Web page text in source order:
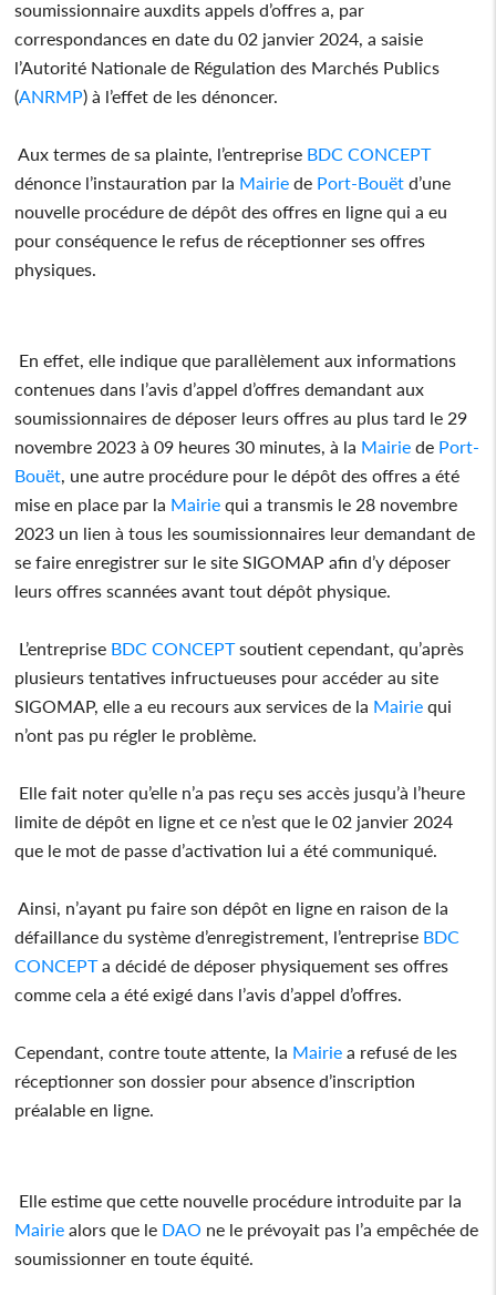
soumissionnaire auxdits appels d’offres a, par
correspondances en date du 02 janvier 2024, a saisie
l’Autorité Nationale de Régulation des Marchés Publics
(ANRMP) à l’effet de les dénoncer.
Aux termes de sa plainte, l’entreprise BDC CONCEPT
dénonce l’instauration par la Mairie de Port-Bouët d’une
nouvelle procédure de dépôt des offres en ligne qui a eu
pour conséquence le refus de réceptionner ses offres
physiques.
En effet, elle indique que parallèlement aux informations
contenues dans l’avis d’appel d’offres demandant aux
soumissionnaires de déposer leurs offres au plus tard le 29
novembre 2023 à 09 heures 30 minutes, à la Mairie de Port-
Bouët, une autre procédure pour le dépôt des offres a été
mise en place par la Mairie qui a transmis le 28 novembre
2023 un lien à tous les soumissionnaires leur demandant de
se faire enregistrer sur le site SIGOMAP afin d’y déposer
leurs offres scannées avant tout dépôt physique.
L’entreprise BDC CONCEPTsoutient cependant, qu’après
plusieurs tentatives infructueuses pour accéder au site
SIGOMAP, elle a eu recours aux services de la Mairie qui
n’ont pas pu régler le problème.
Elle fait noter qu’elle n’a pas reçu ses accès jusqu’à l’heure
limite de dépôt en ligne et ce n’est que le 02 janvier 2024
que le mot de passe d’activation lui a été communiqué.
Ainsi, n’ayant pu faire son dépôt en ligne en raison de la
défaillance du système d’enregistrement, l’entreprise BDC
CONCEPTa décidé de déposer physiquement ses offres
comme cela a été exigé dans l’avis d’appel d’offres.
Cependant, contre toute attente, la Mairie a refusé de les
réceptionner son dossier pour absence d’inscription
préalable en ligne.
Elle estime que cette nouvelle procédure introduite par la
Mairie alors que le DAO ne le prévoyait pas l’a empêchée de
soumissionner en toute équité.